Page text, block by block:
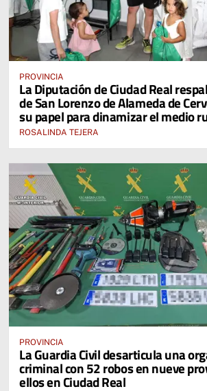
PROVINCIA
La Diputación de Ciudad Real
de San Lorenzo de Alameda de
su papel para dinamizar el medio
ROSALINDA TEJERA
PROVINCIA
La Guardia Civil desarticula una
criminal con 52 robos en nueve
ellos en Ciudad Real